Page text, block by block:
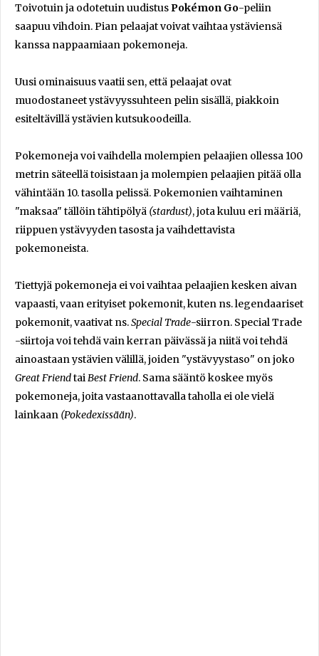
Toivotuin ja odotetuin uudistusPokémon Go-peliin
saapuu vihdoin. Pian pelaajat voivat vaihtaa ystäviensä
kanssa nappaamiaan pokemoneja.
Uusi ominaisuus vaatii sen, että pelaajat ovat
muodostaneet ystävyyssuhteen pelin sisällä, piakkoin
esiteltävillä ystävien kutsukoodeilla.
Pokemoneja voi vaihdella molempien pelaajien ollessa 100
metrin säteellä toisistaan ja molempien pelaajien pitää olla
vähintään 10. tasolla pelissä. Pokemonien vaihtaminen
"maksaa" tällöin tähtipölyä (stardust), jota kuluu eri määriä,
riippuen ystävyyden tasosta ja vaihdettavista
pokemoneista.
Tiettyjä pokemoneja ei voi vaihtaa pelaajien kesken aivan
vapaasti, vaan erityiset pokemonit, kuten ns. legendaariset
pokemonit, vaativat ns.Special Trade-siirron. Special Trade
-siirtoja voi tehdä vain kerran päivässä ja niitä voi tehdä
ainoastaan ystävien välillä, joiden "ystävyystaso" on joko
Great FriendtaiBest Friend. Sama sääntö koskee myös
pokemoneja, joita vastaanottavalla taholla ei ole vielä
lainkaan (Pokedexissään).